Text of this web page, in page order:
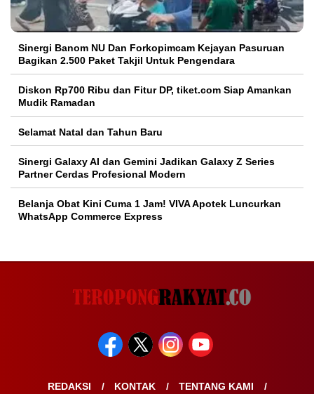
Sinergi Banom NU Dan Forkopimcam Kejayan Pasuruan
Bagikan 2.500 Paket Takjil Untuk Pengendara
Diskon Rp700 Ribu dan Fitur DP, tiket.com Siap Amankan
Mudik Ramadan
Selamat Natal dan Tahun Baru
Sinergi Galaxy AI dan Gemini Jadikan Galaxy Z Series
Partner Cerdas Profesional Modern
Belanja Obat Kini Cuma 1 Jam! VIVA Apotek Luncurkan
WhatsApp Commerce Express
REDAKSI KONTAK
TENTANG KAMI